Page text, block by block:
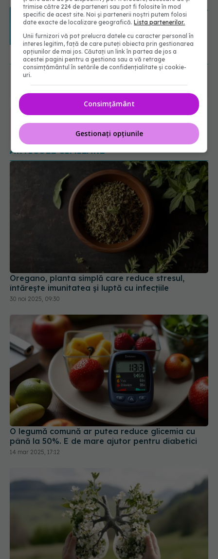
Transpirații nocturne: semnul ignorat
care poate ascunde probleme
serioase de sănătate
08.08.2026, 20:00
URMĂREȘTE-NE ȘI PE:
6560
ABONAȚI
365
URMĂRITORI
1401
URMĂRITORI
ARTICOLE SIMILARE
Oregano, planta simplă care reduce stresul,
întărește imunitatea și luptă cu infecțiile
30 noi 2025, 09:30
O legumă comună ar putea reduce glicemia cu
până la 50%. E de mare ajutor pentru diabetici
14 mar 2025, 17:12
trimise către 224 de parteneri sau pot fi folosite în mod
specific de acest site. Noi și partenerii noștri putem folosi
date exacte de localizare geografică.Lista partenerilor.
Unii furnizori vă pot prelucra datele cu caracter personal în
interes legitim, față de care puteți obiecta prin gestionarea
opțiunilor de mai jos. Căutați un link în partea de jos a
acestei pagini pentru a gestiona sau a vă retrage
consimțământul în setările de confidențialitate și cookie-
uri.
Consimțământ
Gestionați opțiunile